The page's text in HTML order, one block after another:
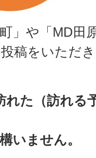
」や「MD田
稿をいただ
れた（訪れる
いません。